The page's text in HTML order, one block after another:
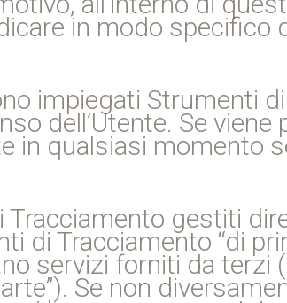
in modo specifico
impiegati Strumenti
dell’Utente. Se
in qualsiasi momento
gestiti
di Tracciamento “di
servizi forniti da terzi
Se non